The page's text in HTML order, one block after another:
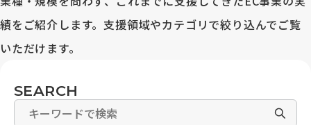
績をご紹介します。支援領域やカテゴリで絞り込んでご覧
いただけます。
SEARCH